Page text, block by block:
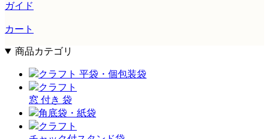
ガイド
カート
商品カテゴリ
クラフト 平袋・個包装袋
クラフト
窓 付き 袋
角底袋・紙袋
クラフト